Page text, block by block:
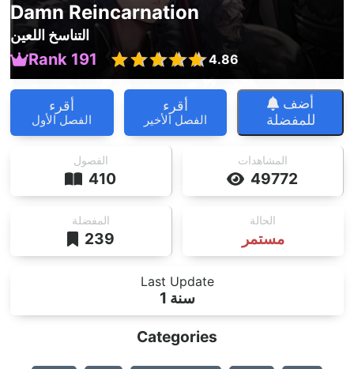
Damn Reincarnation
التناسخ اللعين
Rank 191 4.86
أقرء
الفصل الأول
أقرء
الفصل الأخير
أضف
للمفضلة
410
الفصول
49772
المشاهدات
239
المفضلة
مستمر
الحالة
Last Update
1 سنة
Categories